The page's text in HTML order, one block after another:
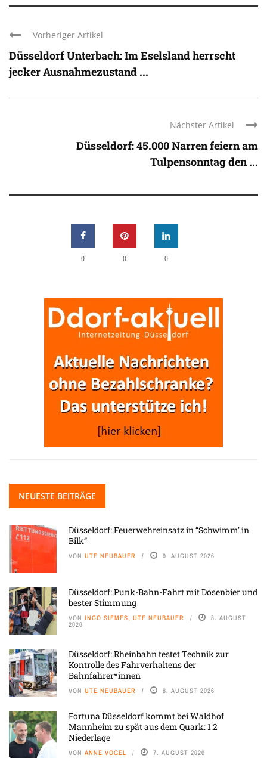
Vorheriger Artikel
Düsseldorf Unterbach: Im Eselsland herrscht
jecker Ausnahmezustand ...
Nächster Artikel
Düsseldorf: 45.000 Narren feiern am
Tulpensonntag den ...
0 0 0
NEUESTE BEITRÄGE
Düsseldorf: Feuerwehreinsatz in “Schwimm’ in
Bilk”
VON UTE NEUBAUER 9. AUGUST 2026
Düsseldorf: Punk-Bahn-Fahrt mit Dosenbier und
bester Stimmung
VON INGO SIEMES, UTE NEUBAUER 8. AUGUST
2026
Düsseldorf: Rheinbahn testet Technik zur
Kontrolle des Fahrverhaltens der
Bahnfahrer*innen
VON UTE NEUBAUER 8. AUGUST 2026
Fortuna Düsseldorf kommt bei Waldhof
Mannheim zu spät aus dem Quark: 1:2
Niederlage
VON ANNE VOGEL 7. AUGUST 2026